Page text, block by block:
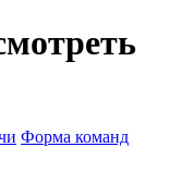
Форма команд